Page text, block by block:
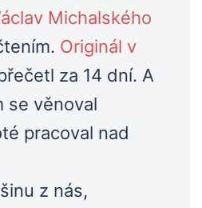
Michalského
Originál v
za 14 dní. A
se věnoval
pracoval nad
z nás,